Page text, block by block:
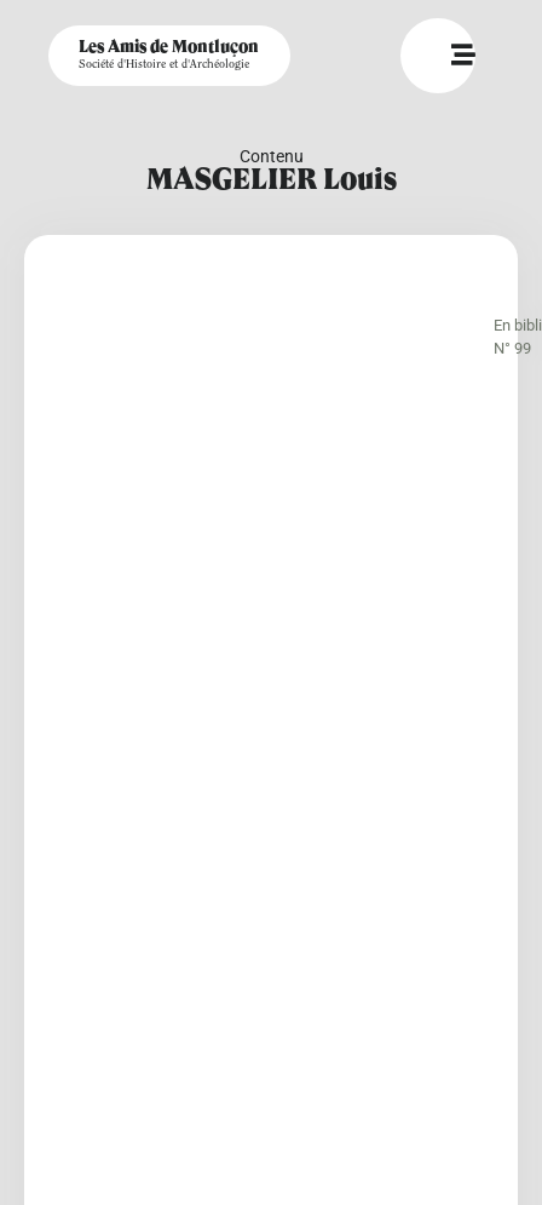
Les Amis de Montluçon
Société d'Histoire et d'Archéologie
Contenu
MASGELIER Louis
En
N° 99